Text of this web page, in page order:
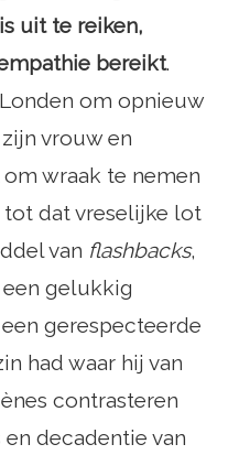
uit te reiken,
bereikt.
om opnieuw
vrouw en
wraak te nemen
dat vreselijke lot
van flashbacks,
gelukkig
gerespecteerde
had waar hij van
contrasteren
decadentie van